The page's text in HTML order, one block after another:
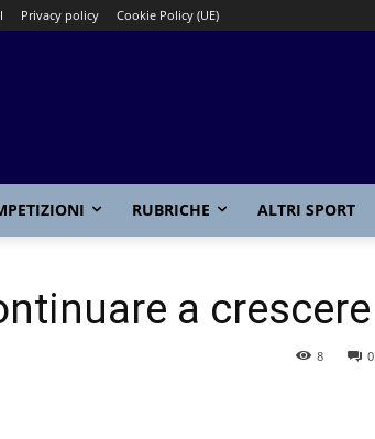
Privacy policy Cookie Policy (UE)
RUBRICHE ALTRI SPORT
a crescere
0
8